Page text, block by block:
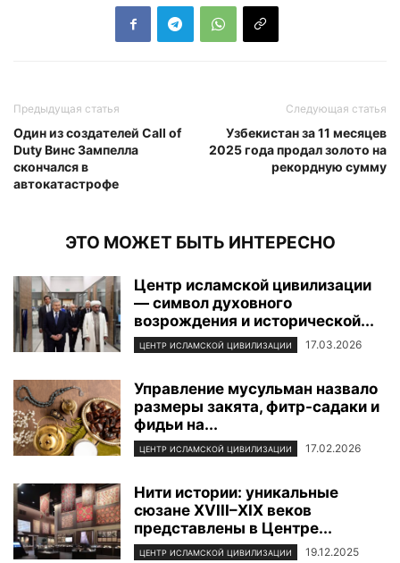
Предыдущая статья
Один из создателей Call of
Duty Винс Зампелла
скончался в
автокатастрофе
Следующая статья
Узбекистан за 11 месяцев
2025 года продал золото на
рекордную сумму
ЭТО МОЖЕТ БЫТЬ ИНТЕРЕСНО
Центр исламской цивилизации
— символ духовного
возрождения и исторической...
ЦЕНТР ИСЛАМСКОЙ ЦИВИЛИЗАЦИИ 17.03.2026
Управление мусульман назвало
размеры закята, фитр-садаки и
фидьи на...
ЦЕНТР ИСЛАМСКОЙ ЦИВИЛИЗАЦИИ 17.02.2026
Нити истории: уникальные
сюзане XVIII–XIX веков
представлены в Центре...
ЦЕНТР ИСЛАМСКОЙ ЦИВИЛИЗАЦИИ 19.12.2025